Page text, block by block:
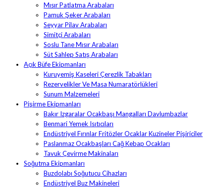
Mısır Patlatma Arabaları
Pamuk Şeker Arabaları
Seyyar Pilav Arabaları
Simitçi Arabaları
Soslu Tane Mısır Arabaları
Süt Sahlep Satış Arabaları
Açık Büfe Ekipmanları
Kuruyemiş Kaseleri Çerezlik Tabakları
Rezervelikler Ve Masa Numaratörlükleri
Sunum Malzemeleri
Pişirme Ekipmanları
Bakır Izgaralar Ocakbaşı Mangalları Davlumbazlar
Benmari Yemek Isıtıcıları
Endüstriyel Fırınlar Fritözler Ocaklar Kuzineler Pişiriciler
Paslanmaz Ocakbaşları Cağ Kebap Ocakları
Tavuk Çevirme Makinaları
Soğutma Ekipmanları
Buzdolabı Soğutucu Cihazları
Endüstriyel Buz Makineleri